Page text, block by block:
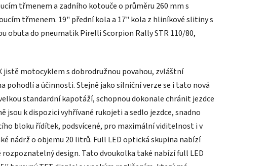
třmenem a zadního kotouče o průměru 260 mm s
třmenem. 19" přední kola a 17" kola z hliníkové slitiny s
obuta do pneumatik Pirelli Scorpion Rally STR 110/80,
jistě motocyklem s dobrodružnou povahou, zvláštní
pohodlí a účinnosti. Stejně jako silniční verze se i tato nová
standardní kapotáží, schopnou dokonale chránit jezdce
jsou k dispozici vyhřívané rukojeti a sedlo jezdce, snadno
bloku řídítek, podsvícené, pro maximální viditelnost i v
nádrž o objemu 20 litrů. Full LED optická skupina nabízí
design. Tato dvoukolka také nabízí full LED